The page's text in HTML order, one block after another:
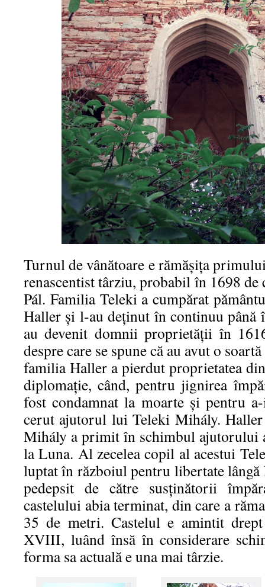
Turnul de vânătoare e rămășița
renascentist târziu, probabil în 1698
Pál. Familia Teleki a cumpărat
Haller și l-au deținut în continuu până
au devenit domnii proprietății în
despre care se spune că au avut o
familia Haller a pierdut proprietatea
diplomație, când, pentru jignirea
fost condamnat la moarte și pentru
cerut ajutorul lui Teleki Mihály.
Mihály a primit în schimbul ajutorului
la Luna. Al zecelea copil al acestui
luptat în războiul pentru libertate lângă
pedepsit de către susținătorii
castelului abia terminat, din care a
35 de metri. Castelul e amintit
XVIII, luând însă în considerare
forma sa actuală e una mai târzie.